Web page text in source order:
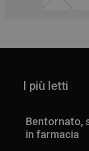
I più letti
Bentornato,
in farmacia